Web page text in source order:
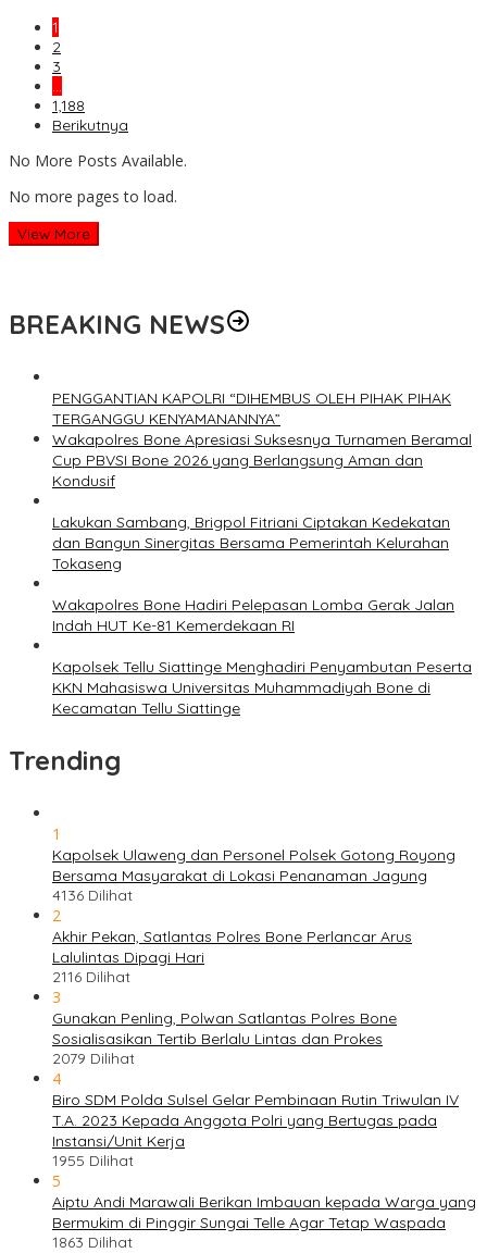
1
2
3
…
1,188
Berikutnya
No More Posts Available.
No more pages to load.
View More
BREAKING NEWS
PENGGANTIAN KAPOLRI “DIHEMBUS OLEH PIHAK PIHAK
TERGANGGU KENYAMANANNYA”
Wakapolres Bone Apresiasi Suksesnya Turnamen Beramal
Cup PBVSI Bone 2026 yang Berlangsung Aman dan
Kondusif
Lakukan Sambang, Brigpol Fitriani Ciptakan Kedekatan
dan Bangun Sinergitas Bersama Pemerintah Kelurahan
Tokaseng
Wakapolres Bone Hadiri Pelepasan Lomba Gerak Jalan
Indah HUT Ke-81 Kemerdekaan RI
Kapolsek Tellu Siattinge Menghadiri Penyambutan Peserta
KKN Mahasiswa Universitas Muhammadiyah Bone di
Kecamatan Tellu Siattinge
Trending
1
Kapolsek Ulaweng dan Personel Polsek Gotong Royong
Bersama Masyarakat di Lokasi Penanaman Jagung
4136 Dilihat
2
Akhir Pekan, Satlantas Polres Bone Perlancar Arus
Lalulintas Dipagi Hari
2116 Dilihat
3
Gunakan Penling, Polwan Satlantas Polres Bone
Sosialisasikan Tertib Berlalu Lintas dan Prokes
2079 Dilihat
4
Biro SDM Polda Sulsel Gelar Pembinaan Rutin Triwulan IV
T.A. 2023 Kepada Anggota Polri yang Bertugas pada
Instansi/Unit Kerja
1955 Dilihat
5
Aiptu Andi Marawali Berikan Imbauan kepada Warga yang
Bermukim di Pinggir Sungai Telle Agar Tetap Waspada
1863 Dilihat